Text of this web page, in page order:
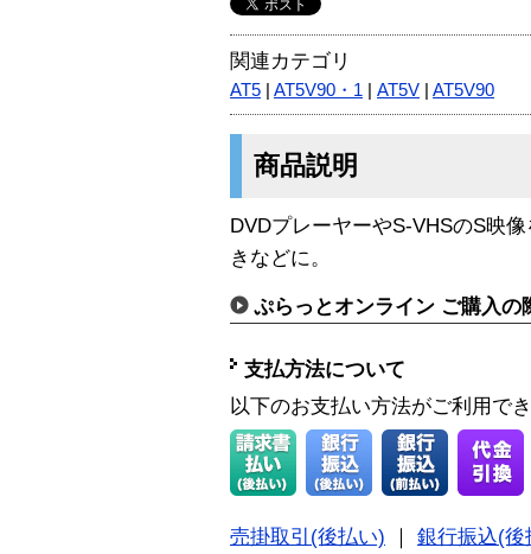
関連カテゴリ
AT5 AT5V90・1 AT5V AT5V90
商品説明
DVDプレーヤーやS-VHSのS映
きなどに。
ぷらっとオンライン ご購入の
支払方法について
以下のお支払い方法がご利用で
売掛取引(後払い)
銀行振込(後